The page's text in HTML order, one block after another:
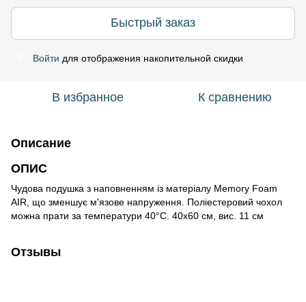
Быстрый заказ
Войти для отображения накопительной скидки
В избранное К сравнению
Описание
ОПИС
Чудова подушка з наповненням із матеріалу Memory Foam
AIR, що зменшує м'язове напруження. Поліестеровий чохол
можна прати за температури 40°C. 40х60 см, вис. 11 см
Отзывы